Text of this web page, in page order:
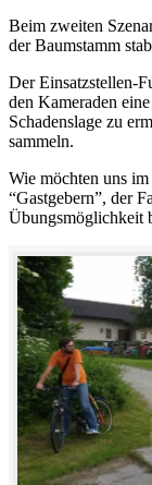
Beim zweiten
der Baumstamm
Der Einsatzstellen-
den Kameraden
Schadenslage zu
sammeln.
Wie möchten uns
“Gastgebern”, der
Übungsmöglichkeit